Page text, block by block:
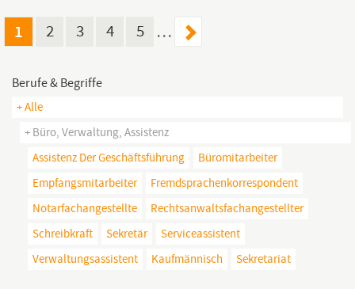
Organisationsprofis im Unternehmen. Im
den Überblick...
1 2 3 4 5 …
Berufe & Begriffe
+ Alle
+ Büro, Verwaltung, Assistenz
Assistenz Der Geschäftsführung
Büromitarbeiter
Empfangsmitarbeiter
Fremdsprachenkorrespondent
Notarfachangestellte
Rechtsanwaltsfachangestellter
Schreibkraft
Sekretär
Serviceassistent
Verwaltungsassistent
Kaufmännisch Sekretariat